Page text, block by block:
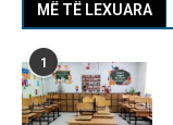
MË TË LEXUARA
1